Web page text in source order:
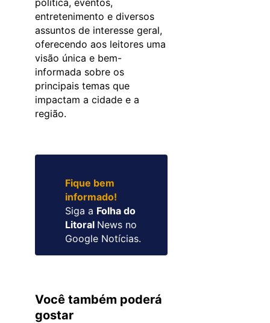
entretenimento e diversos
assuntos de interesse geral,
oferecendo aos leitores uma
visão única e bem-
informada sobre os
principais temas que
impactam a cidade e a
região.
Fique bem
informado!
Siga a Folha do
Litoral News no
Google Notícias.
Você também poderá
gostar